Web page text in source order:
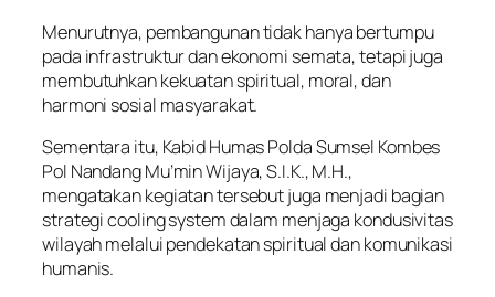
Menurutnya, pembangunan tidak hanya bertumpu
pada infrastruktur dan ekonomi semata, tetapi juga
membutuhkan kekuatan spiritual, moral, dan
harmoni sosial masyarakat.
Sementara itu, Kabid Humas Polda Sumsel Kombes
Pol Nandang Mu’min Wijaya, S.I.K., M.H.,
mengatakan kegiatan tersebut juga menjadi bagian
strategi cooling system dalam menjaga kondusivitas
wilayah melalui pendekatan spiritual dan komunikasi
humanis.